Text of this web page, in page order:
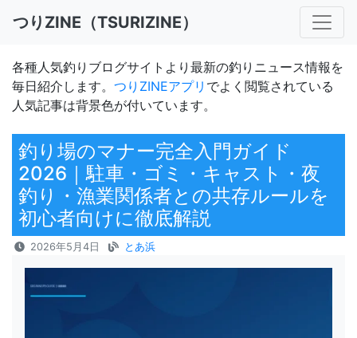
つりZINE（TSURIZINE）
各種人気釣りブログサイトより最新の釣りニュース情報を
毎日紹介します。 つりZINEアプリ でよく閲覧されている
人気記事は背景色が付いています。
釣り場のマナー完全入門ガイド
2026｜駐車・ゴミ・キャスト・夜
釣り・漁業関係者との共存ルールを
初心者向けに徹底解説
2026年5月4日 とあ浜